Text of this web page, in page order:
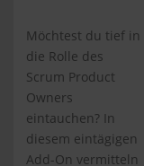
Möchtest du tief in
die Rolle des
Scrum Product
Owners
eintauchen? In
diesem eintägigen
Add-On vermitteln